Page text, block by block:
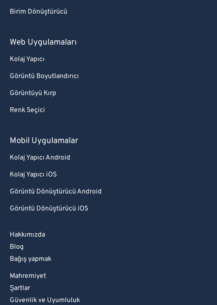
Birim Dönüştürücü
Web Uygulamaları
Kolaj Yapıcı
Görüntü Boyutlandırıcı
Görüntüyü Kırp
Renk Seçici
Mobil Uygulamalar
Kolaj Yapıcı Android
Kolaj Yapıcı iOS
Görüntü Dönüştürücü Android
Görüntü Dönüştürücü iOS
Hakkımızda
Blog
Bağış yapmak
Mahremiyet
Şartlar
Güvenlik ve Uyumluluk